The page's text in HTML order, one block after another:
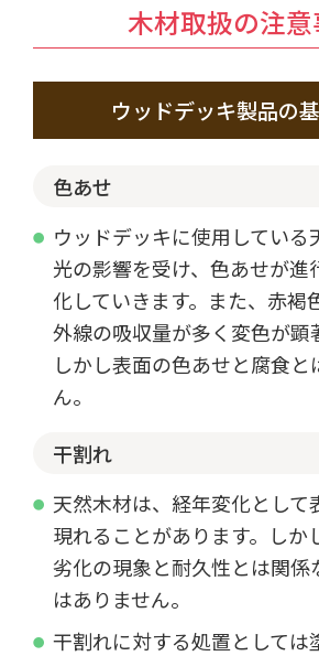
木材取扱の注
ウッドデッキ製品の
色あせ
ウッドデッキに使用している
光の影響を受け、色あせが進
化していきます。また、赤褐
外線の吸収量が多く変色が顕
しかし表面の色あせと腐食と
ん。
干割れ
天然木材は、経年変化として
現れることがあります。しか
劣化の現象と耐久性とは関係
はありません。
干割れに対する処置としては